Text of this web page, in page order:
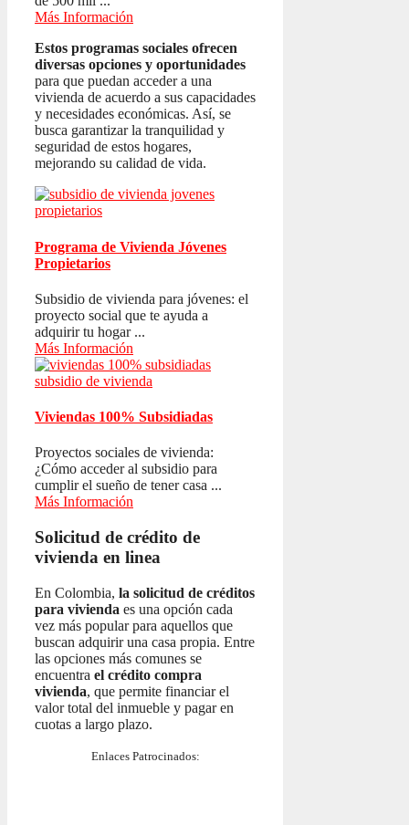
Más Información
Estos programas sociales ofrecen
diversas opciones y oportunidades
para que puedan acceder a una
vivienda de acuerdo a sus capacidades
y necesidades económicas. Así, se
busca garantizar la tranquilidad y
seguridad de estos hogares,
mejorando su calidad de vida.
Programa de Vivienda Jóvenes
Propietarios
Subsidio de vivienda para jóvenes: el
proyecto social que te ayuda a
adquirir tu hogar ...
Más Información
Viviendas 100% Subsidiadas
Proyectos sociales de vivienda:
¿Cómo acceder al subsidio para
cumplir el sueño de tener casa ...
Más Información
Solicitud de crédito de
vivienda en linea
En Colombia, la solicitud de créditos
para vivienda es una opción cada
vez más popular para aquellos que
buscan adquirir una casa propia. Entre
las opciones más comunes se
encuentra el crédito compra
vivienda, que permite financiar el
valor total del inmueble y pagar en
cuotas a largo plazo.
Enlaces Patrocinados: